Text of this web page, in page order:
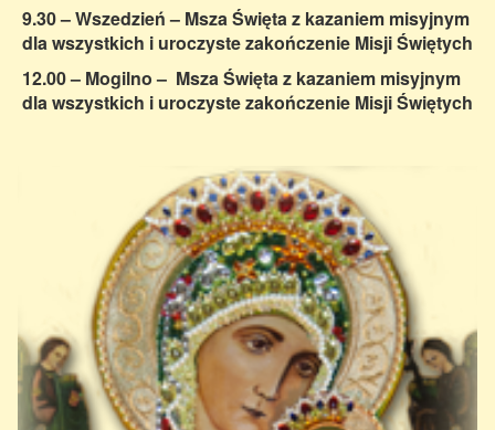
9.30 – Wszedzień – Msza Święta z kazaniem misyjnym
dla wszystkich i uroczyste zakończenie Misji Świętych
12.00– Mogilno – Msza Święta z kazaniem misyjnym
dla wszystkich i uroczyste zakończenie MisjiŚwiętych